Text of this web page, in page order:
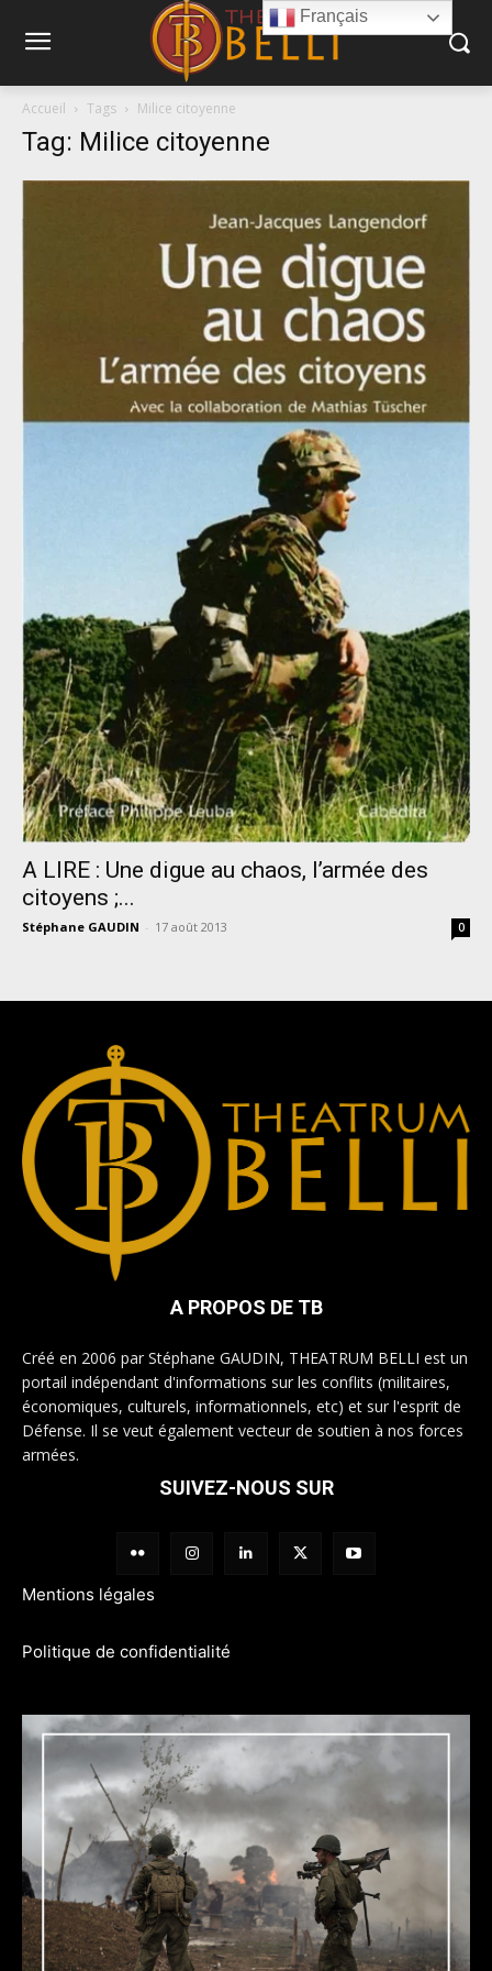
Accueil Tags Milice citoyenne
Tag: Milice citoyenne
A LIRE : Une digue au chaos, l’armée des
citoyens ;...
Stéphane GAUDIN - 17 août 2013 0
A PROPOS DE TB
Créé en 2006 par Stéphane GAUDIN, THEATRUM BELLI est un
portail indépendant d'informations sur les conflits (militaires,
économiques, culturels, informationnels, etc) et sur l'esprit de
Défense. Il se veut également vecteur de soutien à nos forces
armées.
SUIVEZ-NOUS SUR
Mentions légales
Politique de confidentialité
Français